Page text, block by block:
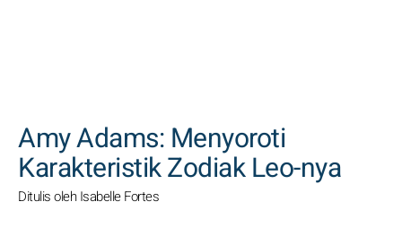
Amy Adams: Menyoroti
Karakteristik Zodiak Leo-nya
Ditulis oleh Isabelle Fortes